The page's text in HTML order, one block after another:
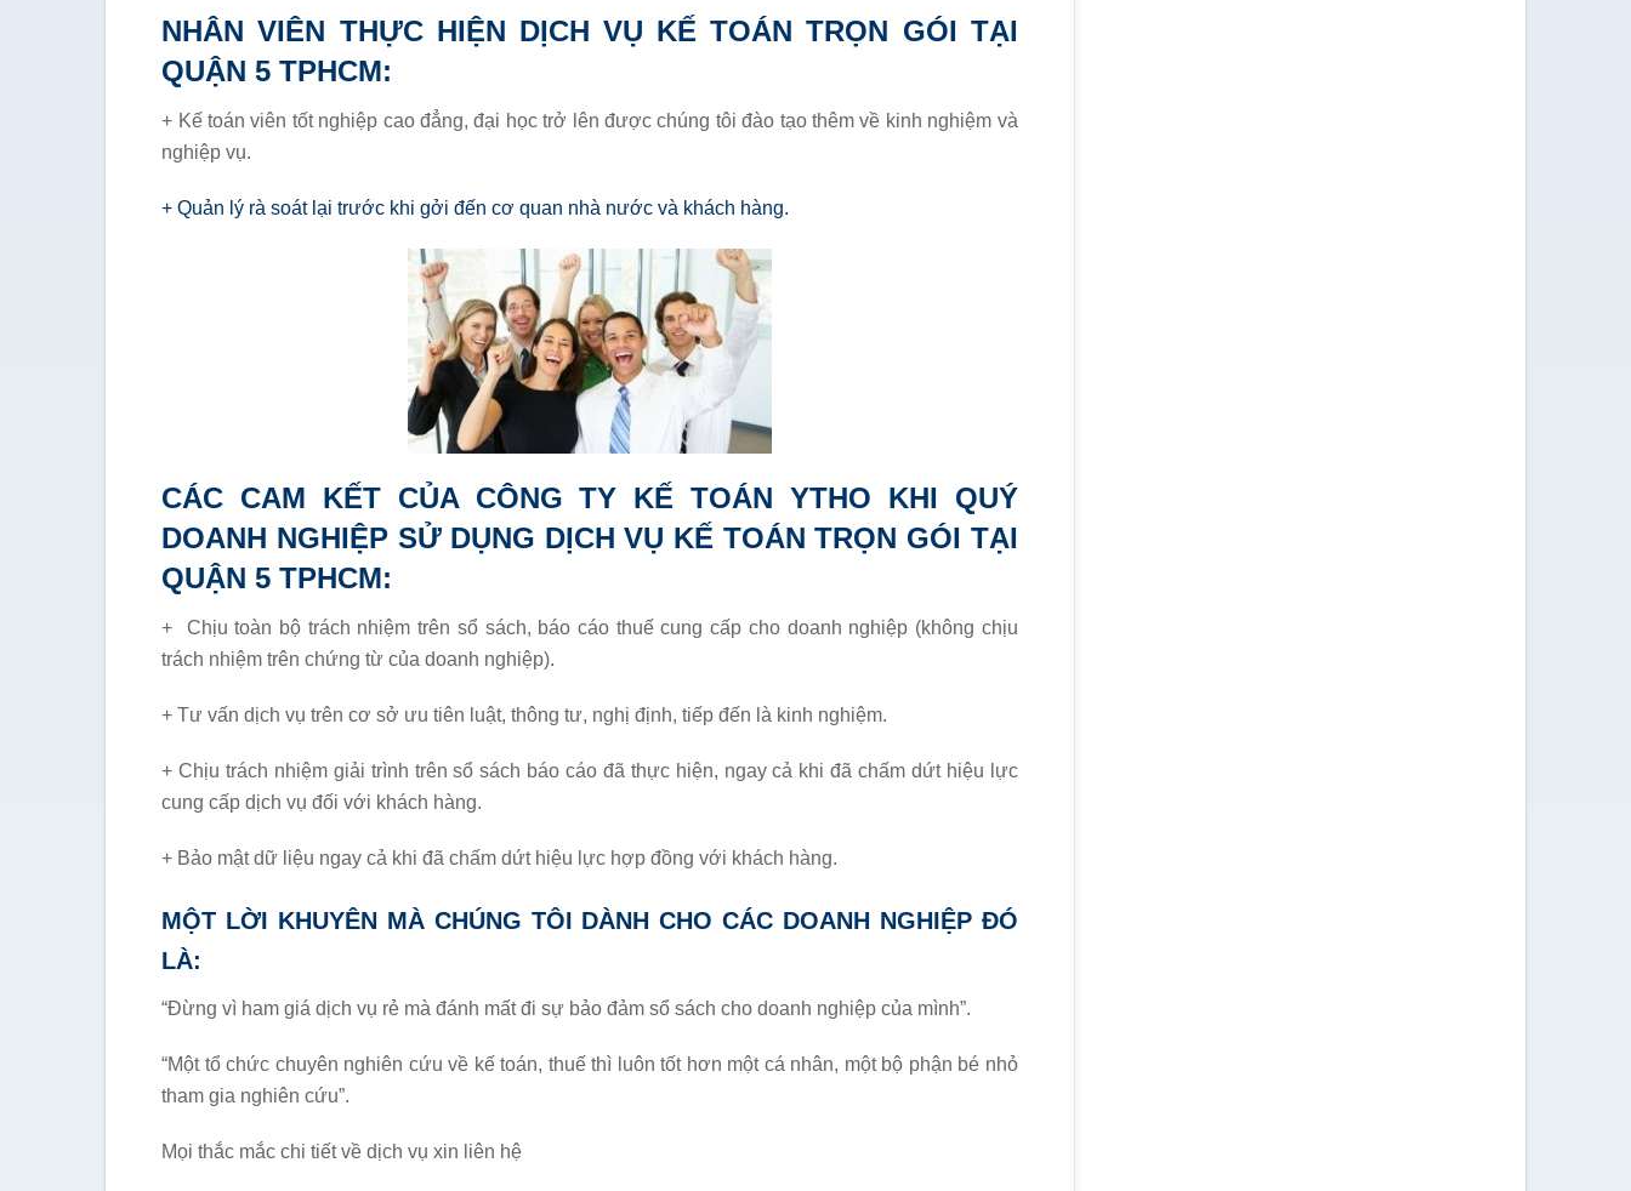
NHÂN VIÊN THỰC HIỆN DỊCH VỤ KẾ TOÁN TRỌN GÓI TẠI
QUẬN 5 TPHCM:
+ Kế toán viên tốt nghiệp cao đẳng, đại học trở lên được chúng tôi đào tạo thêm về kinh nghiệm và
nghiệp vụ.
+ Quản lý rà soát lại trước khi gởi đến cơ quan nhà nước và khách hàng.
CÁC CAM KẾT CỦA CÔNG TY KẾ TOÁN YTHO KHI QUÝ
DOANH NGHIỆP SỬ DỤNG DỊCH VỤ KẾ TOÁN TRỌN GÓI TẠI
QUẬN 5 TPHCM:
+ Chịu toàn bộ trách nhiệm trên sổ sách, báo cáo thuế cung cấp cho doanh nghiệp (không chịu
trách nhiệm trên chứng từ của doanh nghiệp).
+ Tư vấn dịch vụ trên cơ sở ưu tiên luật, thông tư, nghị định, tiếp đến là kinh nghiệm.
+ Chịu trách nhiệm giải trình trên sổ sách báo cáo đã thực hiện, ngay cả khi đã chấm dứt hiệu lực
cung cấp dịch vụ đối với khách hàng.
+ Bảo mật dữ liệu ngay cả khi đã chấm dứt hiệu lực hợp đồng với khách hàng.
MỘT LỜI KHUYÊN MÀ CHÚNG TÔI DÀNH CHO CÁC DOANH NGHIỆP ĐÓ
LÀ:
“Đừng vì ham giá dịch vụ rẻ mà đánh mất đi sự bảo đảm sổ sách cho doanh nghiệp của mình”.
“Một tổ chức chuyên nghiên cứu về kế toán, thuế thì luôn tốt hơn một cá nhân, một bộ phận bé nhỏ
tham gia nghiên cứu”.
Mọi thắc mắc chi tiết về dịch vụ xin liên hệ